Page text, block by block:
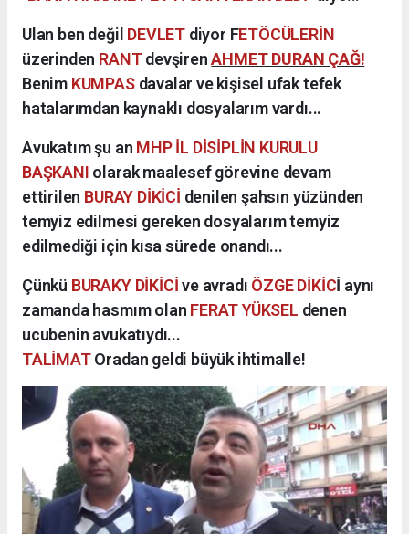
Ulan ben değil DEVLET diyor FETÖCÜLERİN
üzerinden RANTdevşirenAHMET DURAN ÇAĞ!
Benim KUMPAS davalar ve kişisel ufak tefek
hatalarımdan kaynaklı dosyalarım vardı...
Avukatım şu an MHP İL DİSİPLİN KURULU
BAŞKANI olarak maalesef görevine devam
ettirilen BURAY DİKİCİ denilen şahsın yüzünden
temyiz edilmesi gereken dosyalarım temyiz
edilmediği için kısa sürede onandı...
Çünkü BURAKY DİKİCİve avradı ÖZGE DİKİCİ aynı
zamanda hasmım olan FERAT YÜKSEL denen
ucubenin avukatıydı...
TALİMATOradan geldi büyük ihtimalle!